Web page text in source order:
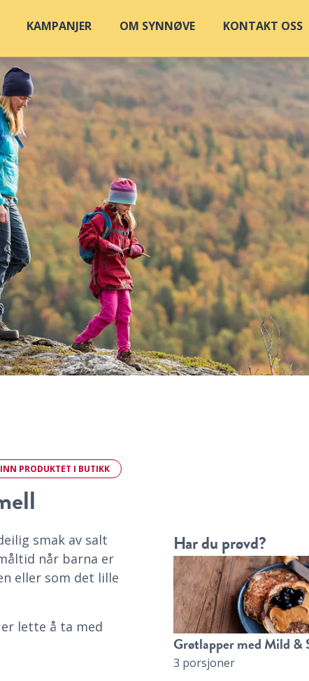
KAMPANJER OM SYNNØVE KONTAKT OSS
PRODUKTET I BUTIKK
smak av salt
når barna er
eller som det lille
lette å ta med
Har du prøvd?
Grøtlapper med Mild &
3 porsjoner